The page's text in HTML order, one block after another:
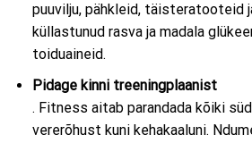
puuvilju, pähkleid, täisteratooteid
küllastunud rasva ja madala
toiduaineid.
Pidage kinni treeningplaanist
. Fitness aitab parandada kõiki
vererõhust kuni kehakaaluni.